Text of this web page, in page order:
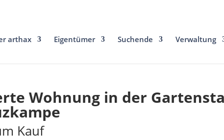
arthax Eigentümer Suchende Verwaltung
Wohnung in der
Kauf